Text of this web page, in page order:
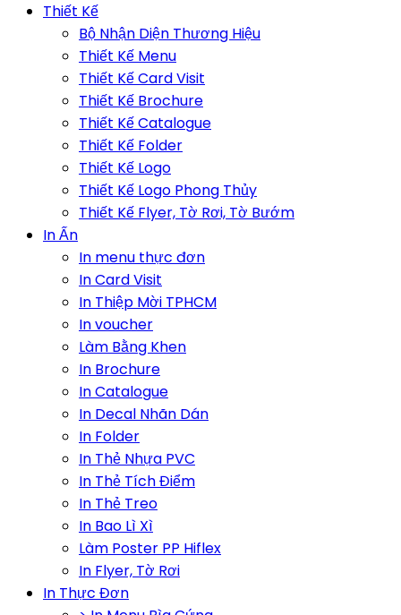
Thiết Kế
Bộ Nhận Diện Thương Hiệu
Thiết Kế Menu
Thiết Kế Card Visit
Thiết Kế Brochure
Thiết Kế Catalogue
Thiết Kế Folder
Thiết Kế Logo
Thiết Kế Logo Phong Thủy
Thiết Kế Flyer, Tờ Rơi, Tờ Bướm
In Ấn
In menu thực đơn
In Card Visit
In Thiệp Mời TPHCM
In voucher
Làm Bằng Khen
In Brochure
In Catalogue
In Decal Nhãn Dán
In Folder
In Thẻ Nhựa PVC
In Thẻ Tích Điểm
In Thẻ Treo
In Bao Lì Xì
Làm Poster PP Hiflex
In Flyer, Tờ Rơi
In Thực Đơn